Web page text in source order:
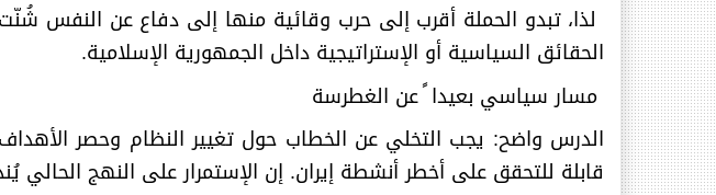
لذا، تبدو الحملة أقرب إلى حرب وقائية منها إلى دفاع عن النفس
الحقائق السياسية أو الإستراتيجية داخل الجمهورية الإسلامية.
مسار سياسي بعيدا ً عن الغطرسة
الدرس واضح: يجب التخلي عن الخطاب حول تغيير النظام وحصر
قابلة للتحقق على أخطر أنشطة إيران. إن الإستمرار على النهج الحالي